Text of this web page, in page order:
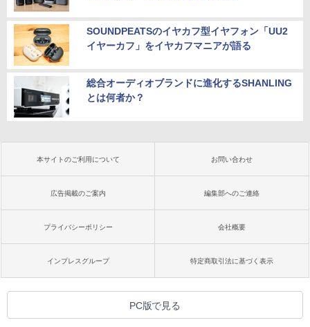
SOUNDPEATSのイヤカフ型イヤフォン「UU2
イヤーカフ」をイヤカフマニアが語る
総合オーディオブランドに進化するSHANLING
とは何者か？
本サイトのご利用について お問い合わせ
広告掲載のご案内 編集部へのご連絡
プライバシーポリシー 会社概要
インプレスグループ 特定商取引法に基づく表示
PC版で見る